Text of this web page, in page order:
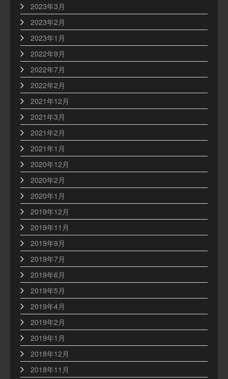
2023年3月
2023年2月
2023年1月
2022年9月
2022年7月
2022年2月
2021年12月
2021年3月
2021年2月
2021年1月
2020年12月
2020年2月
2020年1月
2019年12月
2019年11月
2019年9月
2019年7月
2019年6月
2019年5月
2019年4月
2019年2月
2019年1月
2018年12月
2018年11月